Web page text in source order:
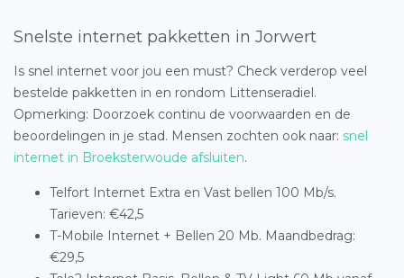
Snelste internet pakketten in Jorwert
Is snel internet voor jou een must? Check verderop veel
bestelde pakketten in en rondom Littenseradiel.
Opmerking: Doorzoek continu de voorwaarden en de
beoordelingen in je stad. Mensen zochten ook naar: snel
internet in Broeksterwoude afsluiten.
Telfort Internet Extra en Vast bellen 100 Mb/s.
Tarieven: €42,5
T-Mobile Internet + Bellen 20 Mb. Maandbedrag:
€29,5